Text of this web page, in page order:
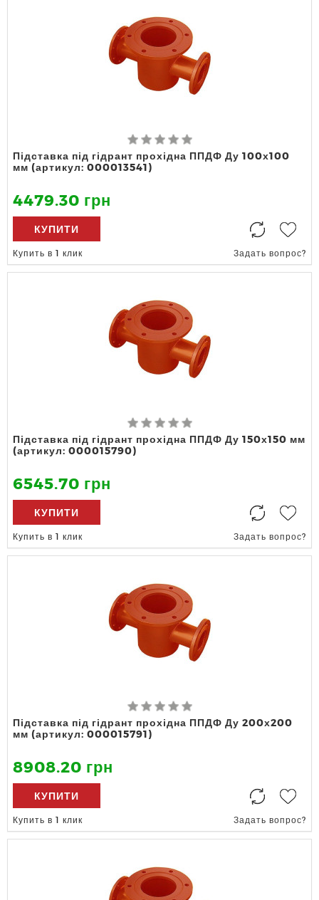
Підставка під гідрант прохідна ППДФ Ду 100х100
мм (артикул: 000013541)
4479.30 грн
КУПИТИ
Купить в 1 клик Задать вопрос?
Підставка під гідрант прохідна ППДФ Ду 150х150 мм
(артикул: 000015790)
6545.70 грн
КУПИТИ
Купить в 1 клик Задать вопрос?
Підставка під гідрант прохідна ППДФ Ду 200х200
мм (артикул: 000015791)
8908.20 грн
КУПИТИ
Купить в 1 клик Задать вопрос?